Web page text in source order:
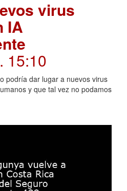
virus
IA
. 15:10
podría dar lugar a nuevos virus
y que tal vez no podamos